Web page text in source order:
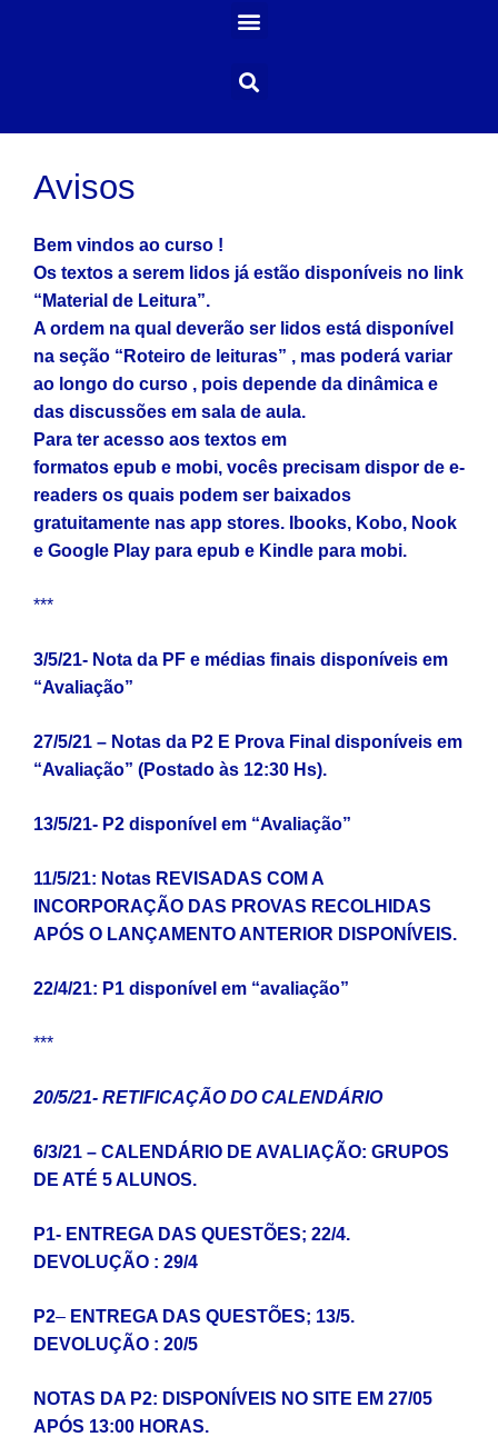
Avisos
Bem vindos ao curso !
Os textos a serem lidos já estão disponíveis no link
“Material de Leitura”.
A ordem na qual deverão ser lidos está disponível
na seção “Roteiro de leituras” , mas poderá variar
ao longo do curso , pois depende da dinâmica e
das discussões em sala de aula.
Para ter acesso aos textos em
formatos epub e mobi, vocês precisam dispor de e-
readers os quais podem ser baixados
gratuitamente nas app stores. Ibooks, Kobo, Nook
e Google Play para epub e Kindle para mobi.
***
3/5/21- Nota da PF e médias finais disponíveis em
“Avaliação”
27/5/21 – Notas da P2 E Prova Final disponíveis em
“Avaliação” (Postado às 12:30 Hs).
13/5/21- P2 disponível em “Avaliação”
11/5/21: Notas REVISADAS COM A
INCORPORAÇÃO DAS PROVAS RECOLHIDAS
APÓS O LANÇAMENTO ANTERIOR DISPONÍVEIS.
22/4/21: P1 disponível em “avaliação”
***
20/5/21- RETIFICAÇÃO DO CALENDÁRIO
6/3/21 – CALENDÁRIO DE AVALIAÇÃO: GRUPOS
DE ATÉ 5 ALUNOS.
P1- ENTREGA DAS QUESTÕES; 22/4.
DEVOLUÇÃO : 29/4
P2– ENTREGA DAS QUESTÕES; 13/5.
DEVOLUÇÃO : 20/5
NOTAS DA P2: DISPONÍVEIS NO SITE EM 27/05
APÓS 13:00 HORAS.